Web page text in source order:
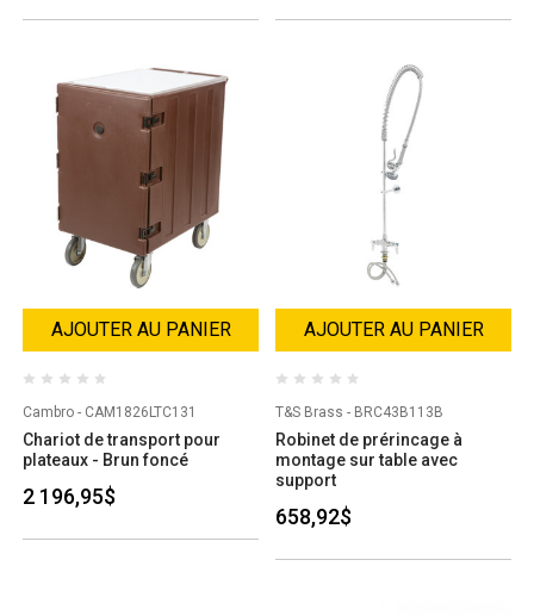
AJOUTER AU PANIER
Cambro - CAM1826LTC131
Chariot de transport pour
plateaux - Brun foncé
2 196,95$
AJOUTER AU PANIER
T&S Brass - BRC43B113B
Robinet de prérincage à
montage sur table avec
support
658,92$